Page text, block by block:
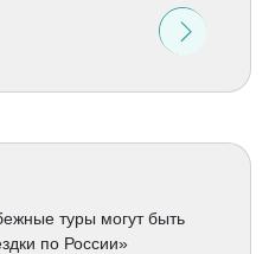
туры могут быть
по России»